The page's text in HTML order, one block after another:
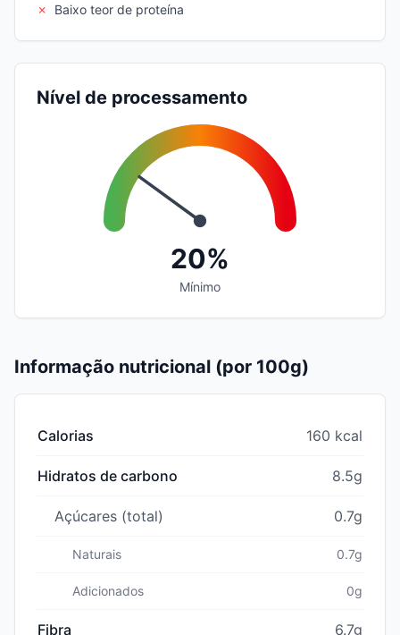
✗
Baixo teor de proteína
Nível de processamento
20%
Mínimo
Informação nutricional (por 100g)
Calorias 160 kcal
Hidratos de carbono 8.5g
Açúcares (total) 0.7g
Naturais 0.7g
Adicionados 0g
Fibra 6.7g